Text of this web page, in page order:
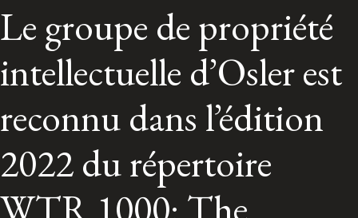
Réseau des anciens d’Osler
Le groupe de propriété
intellectuelle d’Osler est
reconnu dans l’édition
2022 du répertoire